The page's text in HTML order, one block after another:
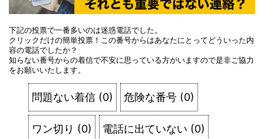
下記の投票で一番多いのは迷惑電話でした。
クリックだけの簡単投票！この番号からはあなたにとってどういった内
容の電話でしたか？
知らない番号からの着信で不安に思っている方がいますので是非ご協力
をお願いいたします。
問題ない着信 (0) 危険な番号 (0)
ワン切り (0) 電話に出ていない (0)